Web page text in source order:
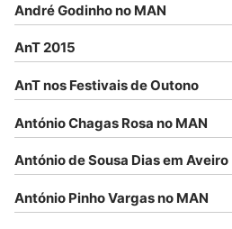
André Godinho no MAN
AnT 2015
AnT nos Festivais de Outono
António Chagas Rosa no MAN
António de Sousa Dias em Aveiro
António Pinho Vargas no MAN